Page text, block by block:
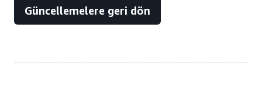
Güncellemelere geri dön